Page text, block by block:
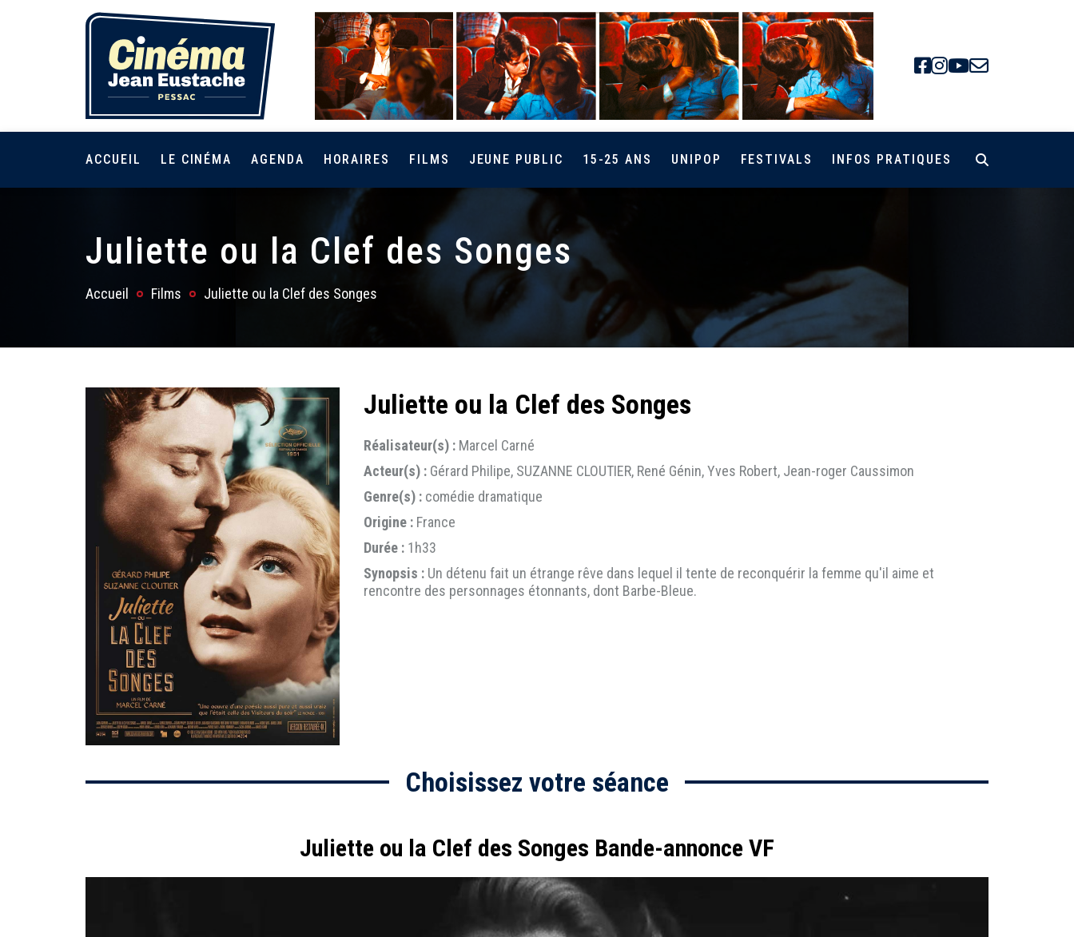
Facebook
Instagram
Youtube
ACCUEIL LE CINÉMA AGENDA HORAIRES FILMS JEUNE PUBLIC 15-25 ANS UNIPOP FESTIVALS INFOS PRATIQUES
Juliette ou la Clef des Songes
Accueil Films Juliette ou la Clef des Songes
Juliette ou la Clef des Songes
Réalisateur(s) : Marcel Carné
Acteur(s) : Gérard Philipe, SUZANNE CLOUTIER, René Génin, Yves Robert, Jean-roger Caussimon
Genre(s) : comédie dramatique
Origine : France
Durée : 1h33
Synopsis : Un détenu fait un étrange rêve dans lequel il tente de reconquérir la femme qu'il aime et
rencontre des personnages étonnants, dont Barbe-Bleue.
Choisissez votre séance
Juliette ou la Clef des Songes Bande-annonce VF